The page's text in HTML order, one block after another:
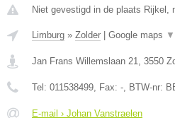
Niet gevestigd in de plaats Rijkel,
Limburg » Zolder | Google maps ▼
Jan Frans Willemslaan 21 3550
Tel: 011538499 , Fax: - , BTW-nr:
E-mail › Johan Vanstraelen